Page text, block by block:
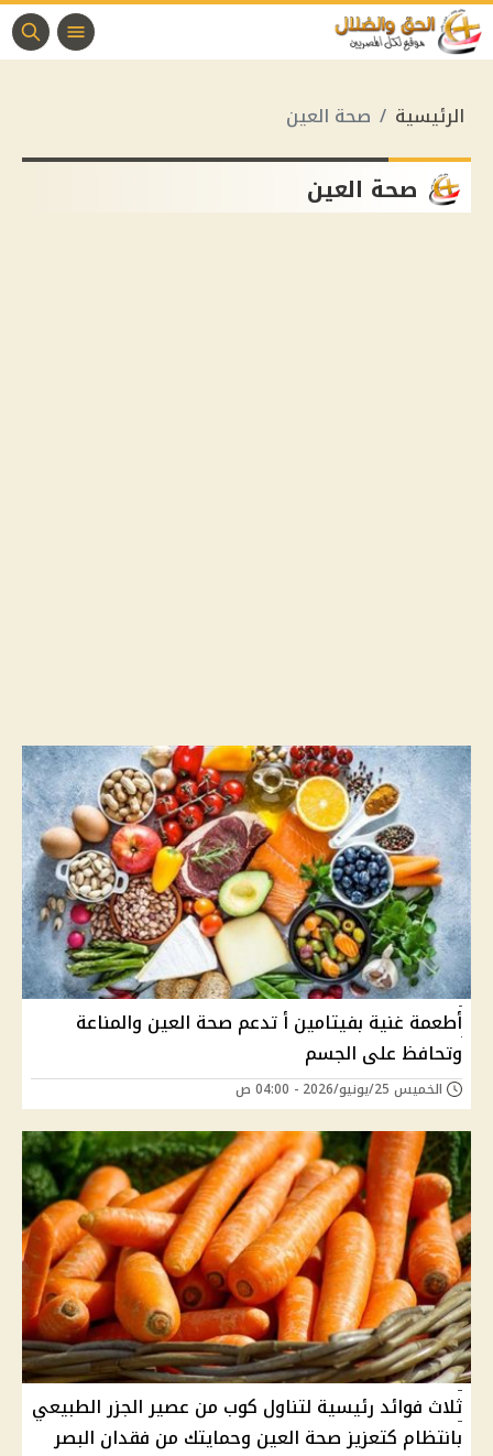
الرئيسية صحة العين
صحة العين
أطعمة غنية بفيتامين أ تدعم صحة العين والمناعة
وتحافظ على الجسم
الخميس 25/يونيو/2026 - 04:00 ص
ثلاث فوائد رئيسية لتناول كوب من عصير الجزر الطبيعي
بانتظام كتعزيز صحة العين وحمايتك من فقدان البصر